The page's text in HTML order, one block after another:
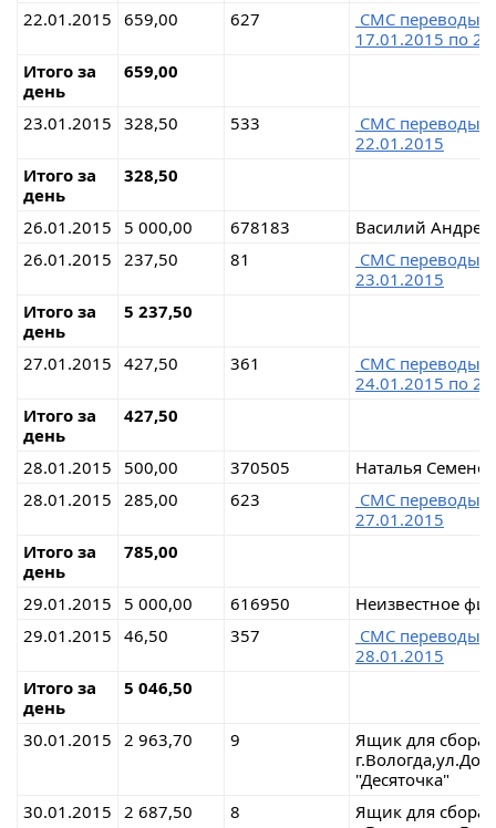
22.01.2015 659,00 627
СМС
17.01.2015 по
Итого за
день
659,00
23.01.2015 328,50 533
СМС
22.01.2015
Итого за
день
328,50
26.01.2015 5 000,00 678183
Василий
26.01.2015 237,50 81
СМС
23.01.2015
Итого за
день
5 237,50
27.01.2015 427,50 361
СМС
24.01.2015 по
Итого за
день
427,50
28.01.2015 500,00 370505
Наталья
28.01.2015 285,00 623
СМС
27.01.2015
Итого за
день
785,00
29.01.2015 5 000,00 616950
Неизвестное
29.01.2015 46,50 357
СМС
28.01.2015
Итого за
день
5 046,50
30.01.2015 2 963,70 9
Ящик для сбора
"Десяточка"
30.01.2015 2 687,50 8
Ящик для сбора